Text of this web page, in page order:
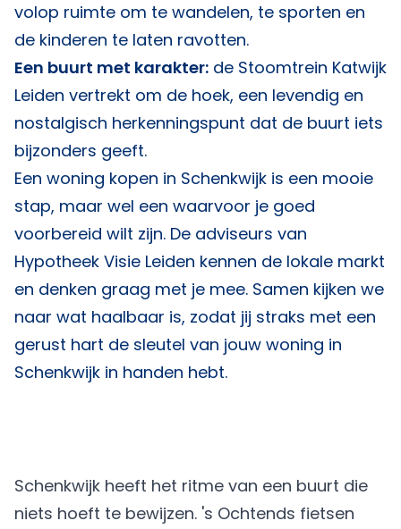
volop ruimte om te wandelen, te sporten en
de kinderen te laten ravotten.
Een buurt met karakter: de Stoomtrein Katwijk
Leiden vertrekt om de hoek, een levendig en
nostalgisch herkenningspunt dat de buurt iets
bijzonders geeft.
Een woning kopen in Schenkwijk is een mooie
stap, maar wel een waarvoor je goed
voorbereid wilt zijn. De adviseurs van
Hypotheek Visie Leiden kennen de lokale markt
en denken graag met je mee. Samen kijken we
naar wat haalbaar is, zodat jij straks met een
gerust hart de sleutel van jouw woning in
Schenkwijk in handen hebt.
Schenkwijk heeft het ritme van een buurt die
niets hoeft te bewijzen. 's Ochtends fietsen